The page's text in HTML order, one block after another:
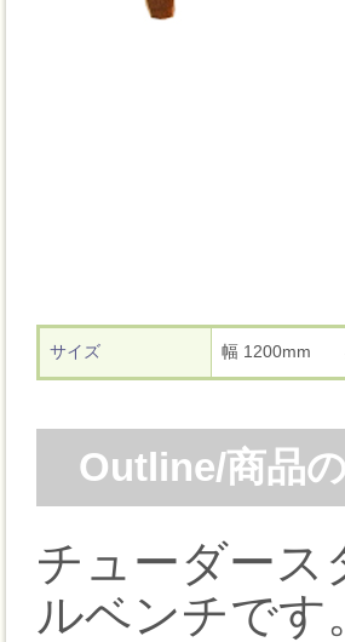
サイズ 幅 1200mm
Outline/商品
チューダース
ルベンチです